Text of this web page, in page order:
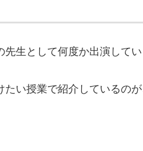
生として何度か出演してい
い授業で紹介しているの